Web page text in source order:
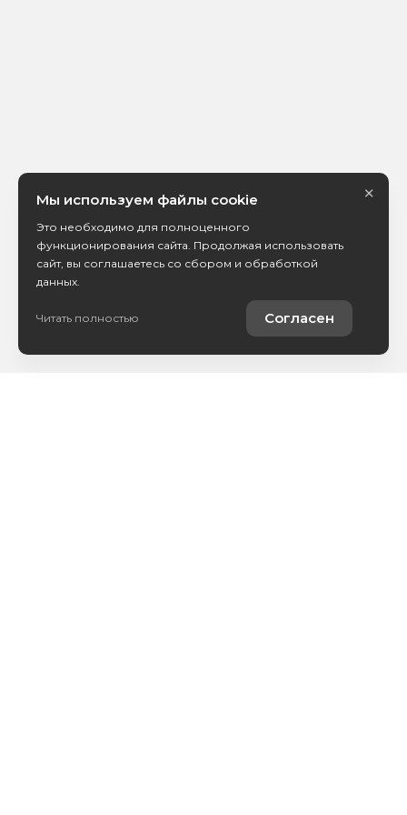
Мы используем файлы cookie
Это необходимо для полноценного
функционирования сайта. Продолжая использовать
сайт, вы соглашаетесь со сбором и обработкой
данных.
Читать полностью Согласен
×